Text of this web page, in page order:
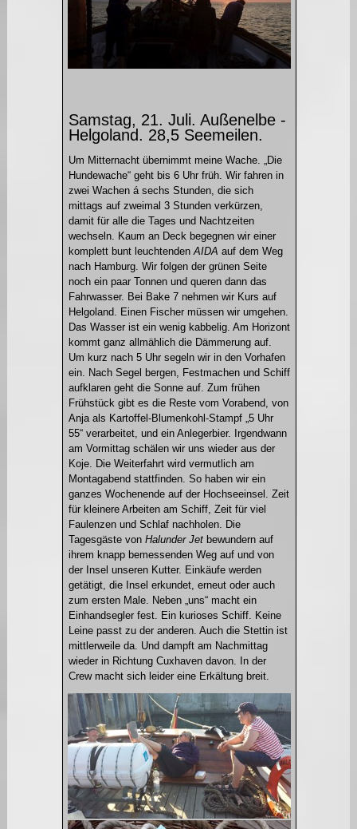
Samstag, 21. Juli. Außenelbe -
Helgoland. 28,5 Seemeilen.
Um Mitternacht übernimmt meine Wache. „Die
Hundewache“ geht bis 6 Uhr früh. Wir fahren in
zwei Wachen á sechs Stunden, die sich
mittags auf zweimal 3 Stunden verkürzen,
damit für alle die Tages und Nachtzeiten
wechseln. Kaum an Deck begegnen wir einer
komplett bunt leuchtenden AIDA auf dem Weg
nach Hamburg. Wir folgen der grünen Seite
noch ein paar Tonnen und queren dann das
Fahrwasser. Bei Bake 7 nehmen wir Kurs auf
Helgoland. Einen Fischer müssen wir umgehen.
Das Wasser ist ein wenig kabbelig. Am Horizont
kommt ganz allmählich die Dämmerung auf.
Um kurz nach 5 Uhr segeln wir in den Vorhafen
ein. Nach Segel bergen, Festmachen und Schiff
aufklaren geht die Sonne auf. Zum frühen
Frühstück gibt es die Reste vom Vorabend, von
Anja als Kartoffel-Blumenkohl-Stampf „5 Uhr
55“ verarbeitet, und ein Anlegerbier. Irgendwann
am Vormittag schälen wir uns wieder aus der
Koje. Die Weiterfahrt wird vermutlich am
Montagabend stattfinden. So haben wir ein
ganzes Wochenende auf der Hochseeinsel. Zeit
für kleinere Arbeiten am Schiff, Zeit für viel
Faulenzen und Schlaf nachholen. Die
Tagesgäste von Halunder Jetbewundern auf
ihrem knapp bemessenden Weg auf und von
der Insel unseren Kutter. Einkäufe werden
getätigt, die Insel erkundet, erneut oder auch
zum ersten Male. Neben „uns“ macht ein
Einhandsegler fest. Ein kurioses Schiff. Keine
Leine passt zu der anderen. Auch die Stettin ist
mittlerweile da. Und dampft am Nachmittag
wieder in Richtung Cuxhaven davon. In der
Crew macht sich leider eine Erkältung breit.